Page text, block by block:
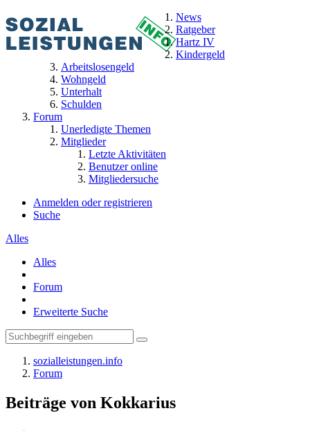
News
Ratgeber
Hartz IV
Kindergeld
Arbeitslosengeld
Wohngeld
Unterhalt
Schulden
Forum
Unerledigte Themen
Mitglieder
Letzte Aktivitäten
Benutzer online
Mitgliedersuche
Anmelden oder registrieren
Suche
Alles
Alles
Forum
Erweiterte Suche
sozialleistungen.info
Forum
Beiträge von Kokkarius